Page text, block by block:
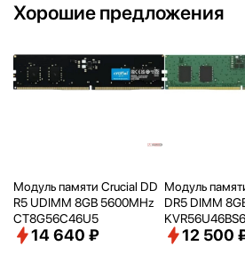
Хорошие предложения
Модуль памяти Crucial DD
R5 UDIMM 8GB 5600MHz
CT8G56C46U5
14 640 ₽
Модуль
DR5 DIMM
RTL PC5-
12 500